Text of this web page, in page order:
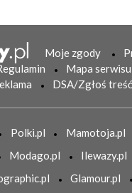
Moje zgody
Mapa serwisu
DSA/Zgłoś treść
Polki.pl Mamotoja.pl
Modago.pl Ilewazy.pl
Glamour.pl